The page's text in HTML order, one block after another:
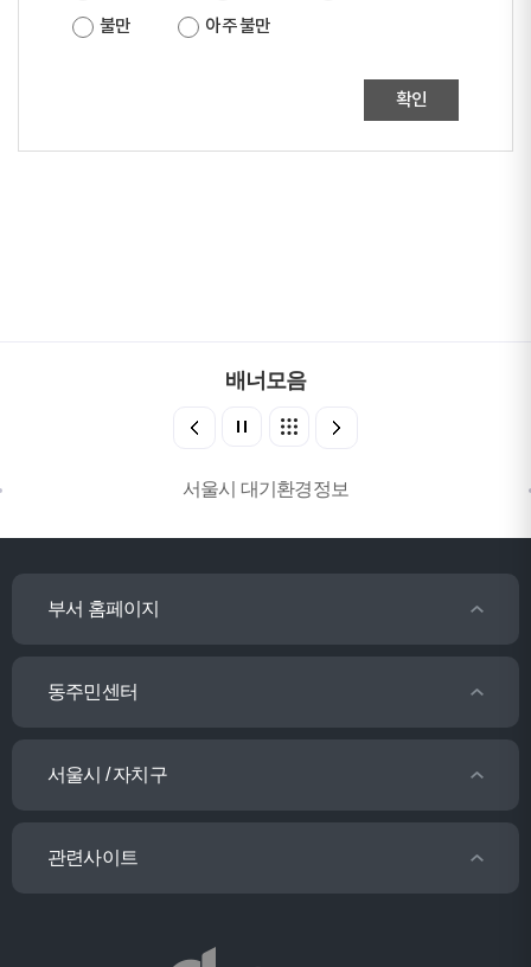
불만
아주 불만
확인
배너모음
서울시 대기환경정보
부서 홈페이지
동주민센터
서울시 / 자치구
관련사이트